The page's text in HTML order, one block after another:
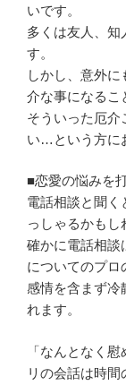
いです。
多くは友人、知
す。
しかし、意外
介な事になるこ
そういった厄介
い…という方に
■恋愛の悩みを
電話相談と聞く
っしゃるかもし
確かに電話相談
についてのプロ
感情を含まず冷
れます。
「なんとなく
リの会話は時